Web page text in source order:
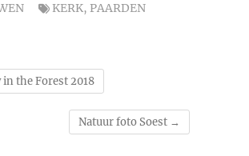
KERK, PAARDEN
in the Forest 2018
Natuur foto Soest →